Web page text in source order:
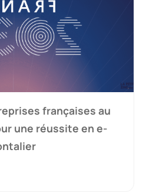
françaises au
une réussite en e-